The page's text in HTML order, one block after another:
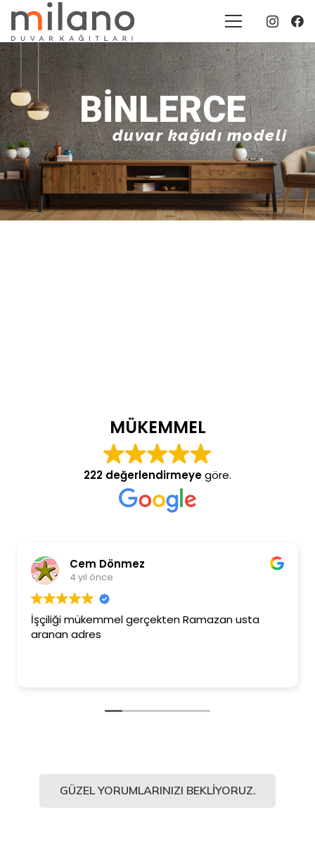
BINLERCE
duvar kağıdı modeli
MÜKEMMEL
222 değerlendirmeyegöre.
Cem Dönmez
4 yıl önce
İşçiliği mükemmel gerçekten Ramazan usta
aranan adres
GÜZEL YORUMLARINIZI BEKLIYORUZ.